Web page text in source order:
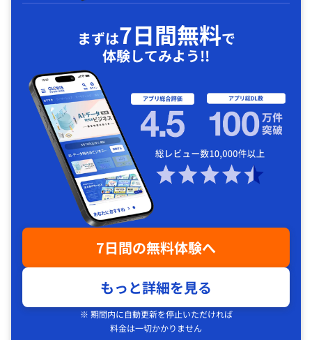
まずは7日間無料で
体験してみよう!!
7日間の無料体験へ
もっと詳細を見る
※ 期間内に自動更新を停止いただければ
料金は一切かかりません